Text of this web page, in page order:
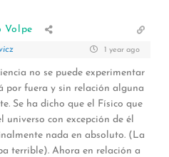
Volpe
1 year ago
no se puede experimentar
por fuera y sin relación alguna
Se ha dicho que el Físico que
universo con excepción de él
nada en absoluto. (La
terrible). Ahora en relación a